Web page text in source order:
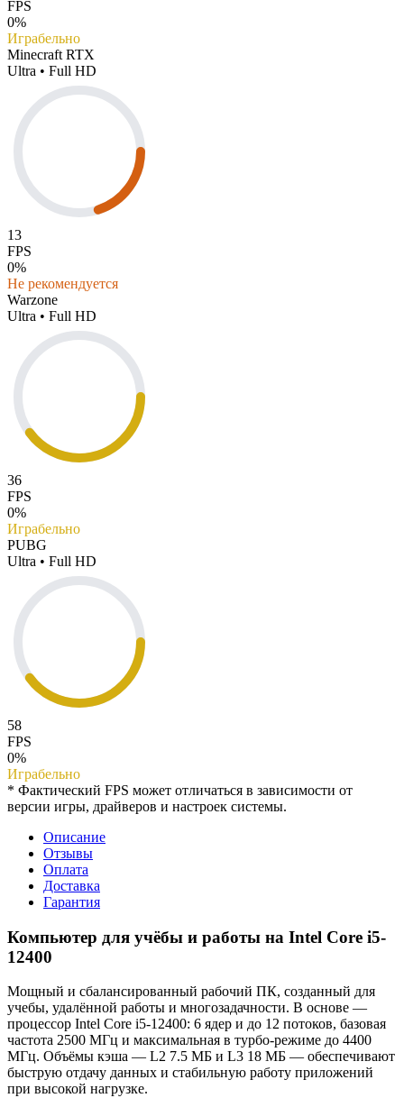
FPS
0%
Играбельно
Minecraft RTX
Ultra • Full HD
13
FPS
0%
Не рекомендуется
Warzone
Ultra • Full HD
36
FPS
0%
Играбельно
PUBG
Ultra • Full HD
58
FPS
0%
Играбельно
* Фактический FPS может отличаться в зависимости от
версии игры, драйверов и настроек системы.
Описание
Отзывы
Оплата
Доставка
Гарантия
Компьютер для учёбы и работы на Intel Core i5-
12400
Мощный и сбалансированный рабочий ПК, созданный для
учебы, удалённой работы и многозадачности. В основе —
процессор Intel Core i5-12400: 6 ядер и до 12 потоков, базовая
частота 2500 МГц и максимальная в турбо-режиме до 4400
МГц. Объёмы кэша — L2 7.5 МБ и L3 18 МБ — обеспечивают
быструю отдачу данных и стабильную работу приложений
при высокой нагрузке.